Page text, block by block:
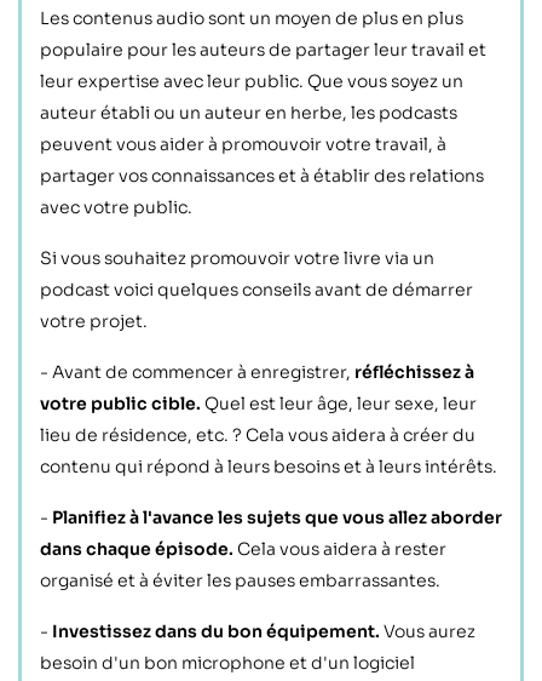
Les contenus audio sont un moyen de plus en plus
populaire pour les auteurs de partager leur travail et
leur expertise avec leur public. Que vous soyez un
auteur établi ou un auteur en herbe, les podcasts
peuvent vous aider à promouvoir votre travail, à
partager vos connaissances et à établir des relations
avec votre public.
Si vous souhaitez promouvoir votre livre via un
podcast voici quelques conseils avant de démarrer
votre projet.
- Avant de commencer à enregistrer, réfléchissez à
votre public cible. Quel est leur âge, leur sexe, leur
lieu de résidence, etc. ? Cela vous aidera à créer du
contenu qui répond à leurs besoins et à leurs intérêts.
- Planifiez à l'avance les sujets que vous allez aborder
dans chaque épisode. Cela vous aidera à rester
organisé et à éviter les pauses embarrassantes.
- Investissez dans du bon équipement. Vous aurez
besoin d'un bon microphone et d'un logiciel